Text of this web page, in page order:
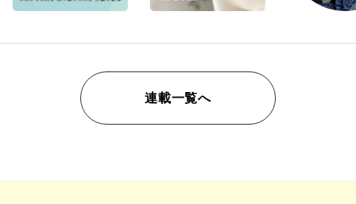
連載一覧へ